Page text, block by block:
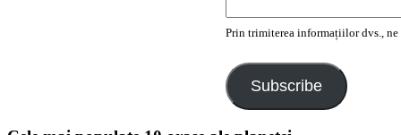
Prin trimiterea informațiilor dvs.,
Subscribe